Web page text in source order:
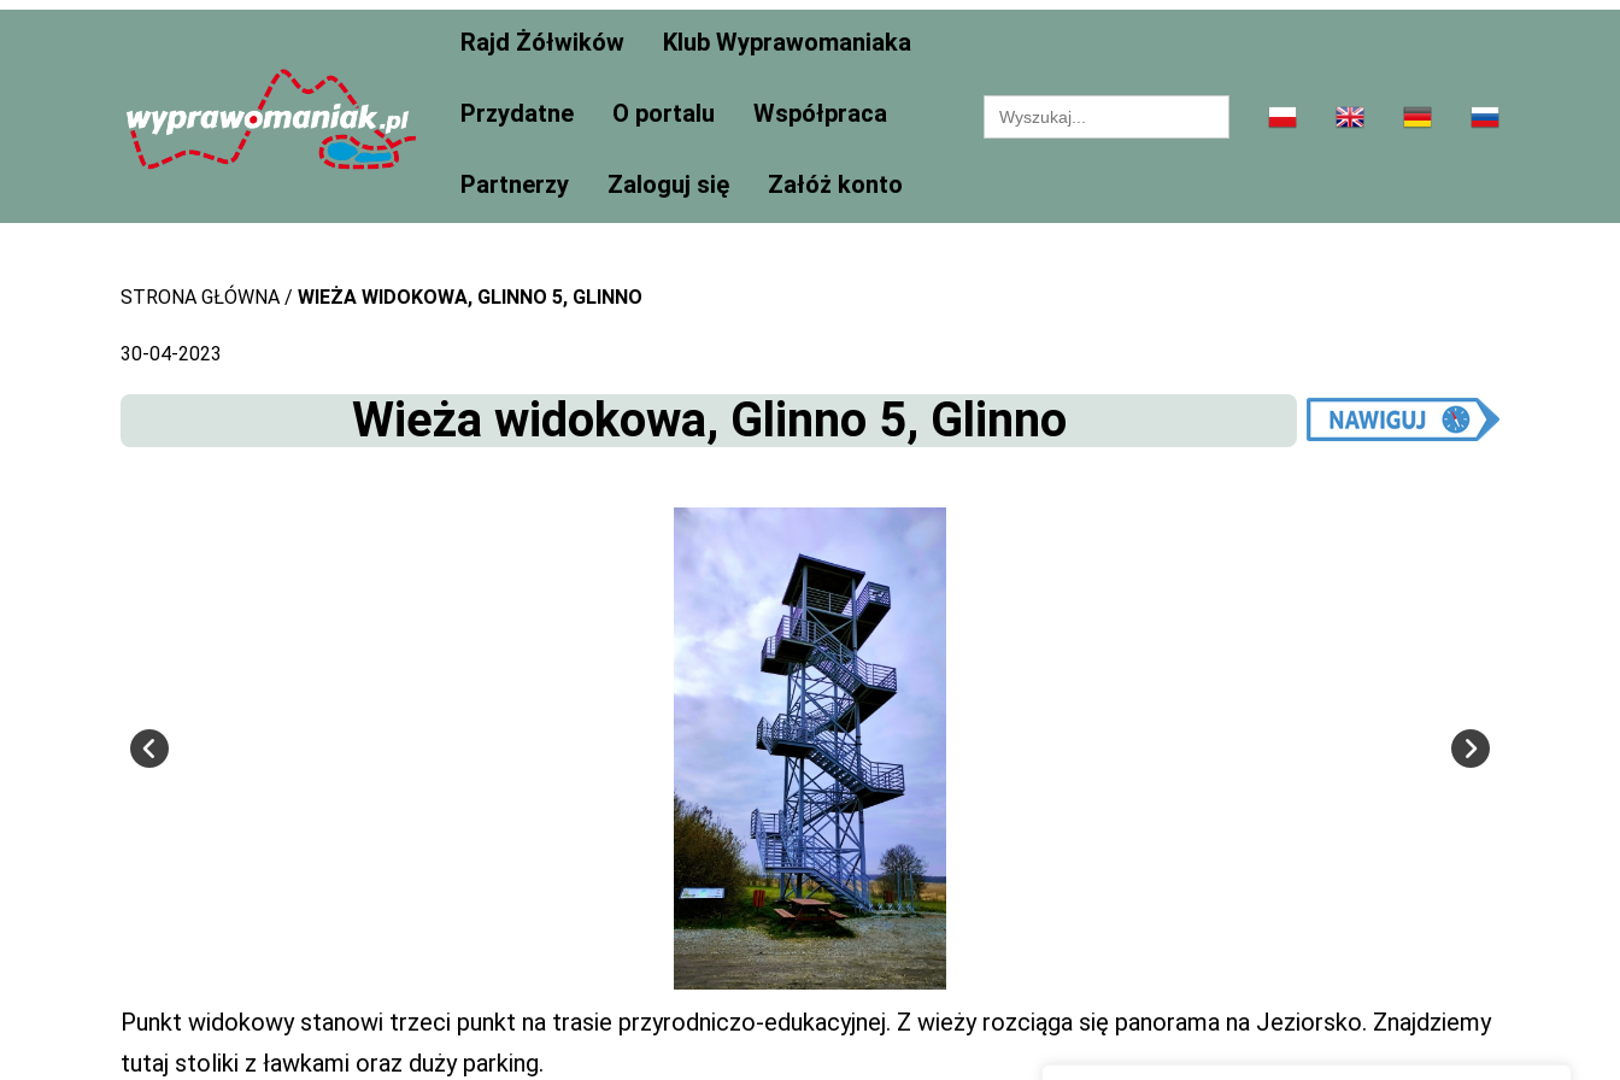
Rajd Żółwików Klub Wyprawomaniaka
Przydatne O portalu Współpraca
Partnerzy Zaloguj się Załóż konto
Search
for:
STRONA GŁÓWNA WIEŻA WIDOKOWA, GLINNO 5, GLINNO
30-04-2023
Wieża widokowa, Glinno 5, Glinno
Punkt widokowy stanowi trzeci punkt na trasie przyrodniczo-edukacyjnej. Z wieży rozciąga się panorama na Jeziorsko. Znajdziemy
tutaj stoliki z ławkami oraz duży parking.